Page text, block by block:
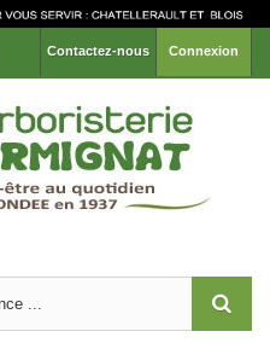
Connexion
Contactez-nous